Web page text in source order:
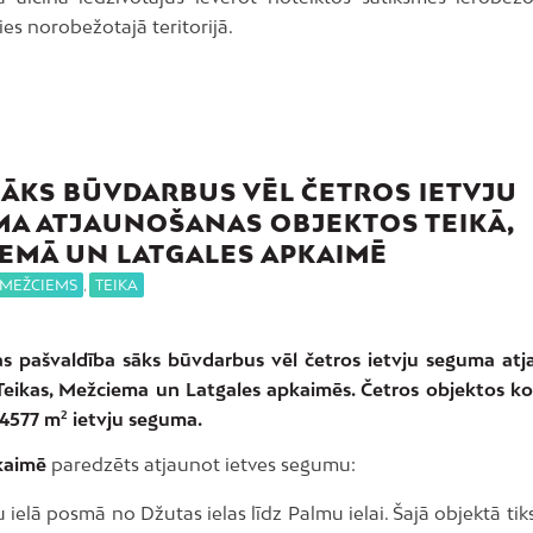
norobežotajā teritorijā.
BŪVDARBUS VĒL ČETROS IETVJU
ATJAUNOŠANAS OBJEKTOS TEIKĀ,
UN LATGALES APKAIMĒ
MEŽCIEMS , TEIKA
pašvaldība sāks būvdarbus vēl četros ietvju seguma
Mežciema un Latgales apkaimēs. Četros objektos
m² ietvju seguma.
paredzēts atjaunot ietves segumu:
ielā posmā no Džutas ielas līdz Palmu ielai. Šajā objektā